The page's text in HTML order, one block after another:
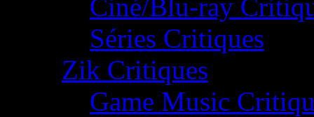
Ciné/Blu-ray
Séries Critiques
Zik Critiques
Game Music